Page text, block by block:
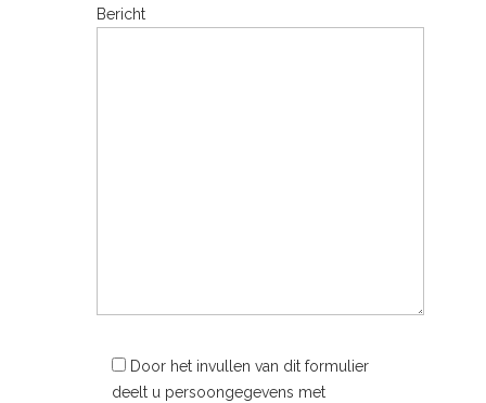
Bericht
Door het invullen van dit formulier
deelt u persoongegevens met